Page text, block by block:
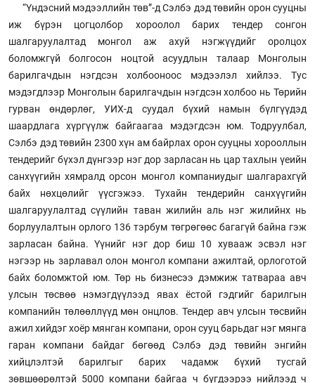
“Үндэсний мэдээллийн төв”-д Сэлбэ дэд төвийн орон сууцны
иж бүрэн цогцолбор хороолол барих тендер сонгон
шалгаруулалтад монгол аж ахуй нэгжүүдийг оролцох
боломжгүй болгосон ноцтой асуудлын талаар Монголын
барилгачдын нэгдсэн холбооноос мэдээлэл хийлээ. Тус
мэдэгдлээр Монголын барилгачдын нэгдсэн холбоо нь Төрийн
гурван өндөрлөг, УИХ-д суудал бүхий намын бүлгүүдэд
шаардлага хүргүүлж байгаагаа мэдэгдсэн юм. Тодруулбал,
Сэлбэ дэд төвийн 2300 хүн ам байрлах орон сууцны хорооллын
тендерийг бүхэл дүнгээр нэг дор зарласан нь цар тахлын үеийн
санхүүгийн хямралд орсон монгол компаниудыг шалгарахгүй
байх нөхцөлийг үүсгэжээ. Тухайн тендерийн санхүүгийн
шалгаруулалтад сүүлийн таван жилийн аль нэг жилийнх нь
борлуулалтын орлого 136 тэрбум төгрөгөөс багагүй байна гэж
зарласан байна. Үүнийг нэг дор биш 10 хувааж эсвэл нэг
нэгээр нь зарлавал олон монгол компани ажилтай, орлоготой
байх боломжтой юм. Төр нь бизнесээ дэмжиж татвараа авч
улсын төсвөө нэмэгдүүлээд явах ёстой гэдгийг барилгын
компанийн төлөөллүүд мөн онцлов. Тендер авч улсын төсвийн
ажил хийдэг хоёр мянган компани, орон сууц барьдаг нэг мянга
гаран компани байдаг бөгөөд Сэлбэ дэд төвийн энгийн
хийцлэлтэй барилгыг барих чадамж бүхий тусгай
зөвшөөрөлтэй 5000 компани байгаа ч бүгдээрээ нийлээд ч